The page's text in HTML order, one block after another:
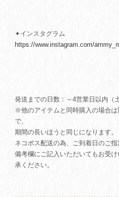
✦インスタグラム
https://www.instagram.com/
発送までの日数：～4営業日以内（
※他のアイテムと同時購入の場合
で、
期間の長いほうと同じになります。
ネコポス配送の為、ご到着日のご指
備考欄にご記入いただいてもお受
承ください。